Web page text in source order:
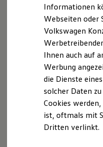
Lifestyle Shop
T-Roc
Golf
ID. Kollektion
R-Kollektion
GTI
Fußball
we drive football
#wedriveproud
Besitzer und Service
Software Updates
Service und
Social Media:
Werbezwecken.
Datenschutzerklärung
Informationen
Webseiten oder
Volkswagen
Ihnen auch auf
Werbung
die Dienste
solcher Daten
Cookies
ist, oftmals mit
Dritten verlinkt.